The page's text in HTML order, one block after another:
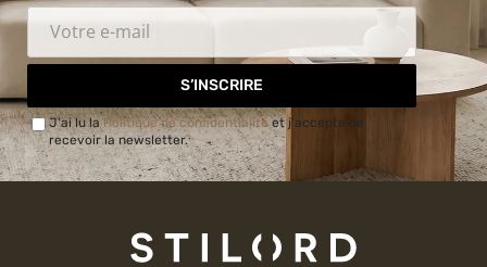
S’INSCRIRE
J'ai lu laPolitique de confidentialitéet j'accepte de
recevoir la newsletter.